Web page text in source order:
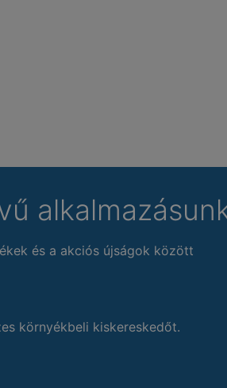
és a akciós újságok között
környékbeli kiskereskedőt.